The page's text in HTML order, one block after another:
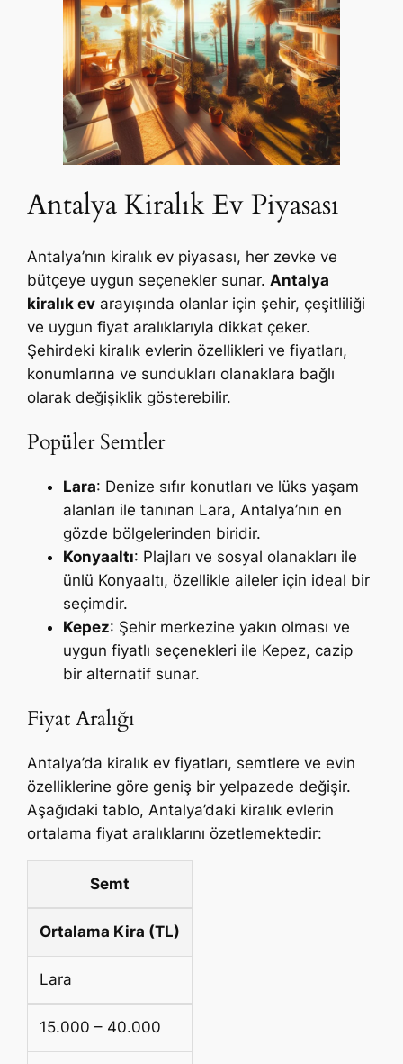
Antalya Kiralık Ev Piyasası
Antalya’nın kiralık ev piyasası, her zevke ve
bütçeye uygun seçenekler sunar. Antalya
kiralık ev arayışında olanlar için şehir, çeşitliliği
ve uygun fiyat aralıklarıyla dikkat çeker.
Şehirdeki kiralık evlerin özellikleri ve fiyatları,
konumlarına ve sundukları olanaklara bağlı
olarak değişiklik gösterebilir.
Popüler Semtler
Lara: Denize sıfır konutları ve lüks yaşam
alanları ile tanınan Lara, Antalya’nın en
gözde bölgelerinden biridir.
Konyaaltı: Plajları ve sosyal olanakları ile
ünlü Konyaaltı, özellikle aileler için ideal bir
seçimdir.
Kepez: Şehir merkezine yakın olması ve
uygun fiyatlı seçenekleri ile Kepez, cazip
bir alternatif sunar.
Fiyat Aralığı
Antalya’da kiralık ev fiyatları, semtlere ve evin
özelliklerine göre geniş bir yelpazede değişir.
Aşağıdaki tablo, Antalya’daki kiralık evlerin
ortalama fiyat aralıklarını özetlemektedir:
Semt
Ortalama Kira (TL)
Lara
15.000 – 40.000